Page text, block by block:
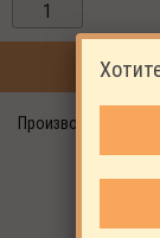
Производитель: